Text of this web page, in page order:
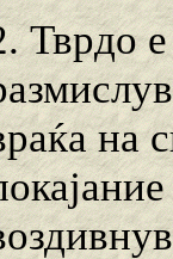
Тврдо
на